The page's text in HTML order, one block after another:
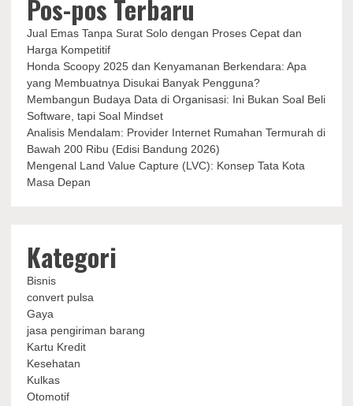
Pos-pos Terbaru
Jual Emas Tanpa Surat Solo dengan Proses Cepat dan
Harga Kompetitif
Honda Scoopy 2025 dan Kenyamanan Berkendara: Apa
yang Membuatnya Disukai Banyak Pengguna?
Membangun Budaya Data di Organisasi: Ini Bukan Soal Beli
Software, tapi Soal Mindset
Analisis Mendalam: Provider Internet Rumahan Termurah di
Bawah 200 Ribu (Edisi Bandung 2026)
Mengenal Land Value Capture (LVC): Konsep Tata Kota
Masa Depan
Kategori
Bisnis
convert pulsa
Gaya
jasa pengiriman barang
Kartu Kredit
Kesehatan
Kulkas
Otomotif